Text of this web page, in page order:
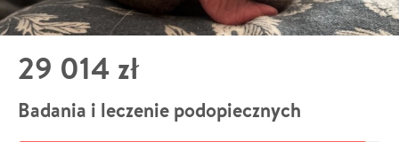
29 014 zł
Badania i leczenie podopiecznych